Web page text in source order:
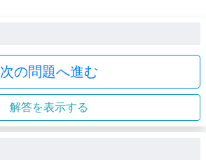
次の問題へ進む
解答を表示する